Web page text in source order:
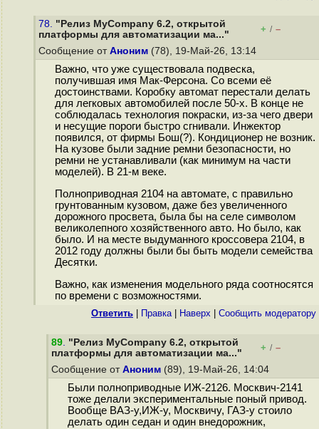
78. "Релиз MyCompany 6.2, открытой
платформы для автоматизации ма..."
+ / –
Сообщение от Аноним (78), 19-Май-26, 13:14
Важно, что уже существовала подвеска,
получившая имя Мак-Ферсона. Со всеми её
достоинствами. Коробку автомат перестали делать
для легковых автомобилей после 50-х. В конце не
соблюдалась технология покраски, из-за чего двери
и несущие пороги быстро сгнивали. Инжектор
появился, от фирмы Бош(?). Кондиционер не возник.
На кузове были задние ремни безопасности, но
ремни не устанавливали (как минимум на части
моделей). В 21-м веке.
Полноприводная 2104 на автомате, с правильно
грунтованным кузовом, даже без увеличенного
дорожного просвета, была бы на селе символом
великолепного хозяйственного авто. Но было, как
было. И на месте выдуманного кроссовера 2104, в
2012 году должны были бы быть модели семейства
Десятки.
Важно, как изменения модельного ряда соотносятся
по времени с возможностями.
Ответить Правка| Наверх Cообщить модератору
89. "Релиз MyCompany 6.2, открытой
платформы для автоматизации ма..."
+ / –
Сообщение от Аноним (89), 19-Май-26, 14:04
Были полноприводные ИЖ-2126. Москвич-2141
тоже делали экспериментальные поный привод.
Вообще ВАЗ-у,ИЖ-у, Москвичу, ГАЗ-у стоило
делать один седан и один внедорожник,